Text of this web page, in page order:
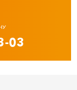
03